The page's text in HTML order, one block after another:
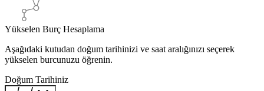
Yükselen Burç Hesaplama
Aşağıdaki kutudan doğum tarihinizi ve saat aralığınızı seçerek
yükselen burcunuzu öğrenin.
Doğum Tarihiniz